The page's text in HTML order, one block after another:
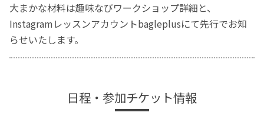
大まかな材料は趣味なびワークショップ詳細と、
Instagramレッスンアカウントbagleplusにて先行でお知
らせいたします。
日程・参加チケット情報